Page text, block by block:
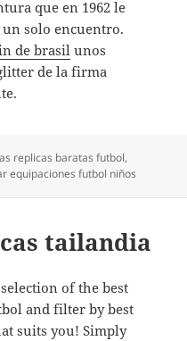
que en 1962 le
solo encuentro.
de brasilunos
de la firma
replicas baratas futbol,
equipaciones futbol niños
tailandia
of the best
and filter by best
suits you! Simply